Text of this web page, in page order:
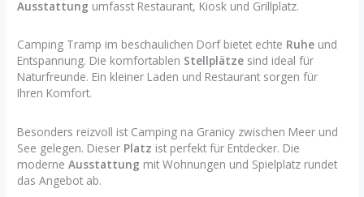
Ausstattung umfasst Restaurant, Kiosk und Grillplatz.
Camping Tramp im beschaulichen Dorf bietet echte Ruhe und
Entspannung. Die komfortablen Stellplätze sind ideal für
Naturfreunde. Ein kleiner Laden und Restaurant sorgen für
Ihren Komfort.
Besonders reizvoll ist Camping na Granicy zwischen Meer und
See gelegen. Dieser Platz ist perfekt für Entdecker. Die
moderneAusstattung mit Wohnungen und Spielplatz rundet
das Angebot ab.